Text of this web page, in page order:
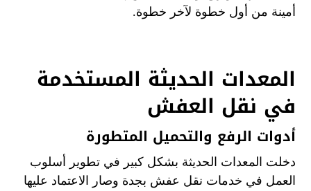
أمينة من أول خطوة لآخر خطوة.
المعدات الحديثة المستخدمة
في نقل العفش
أدوات الرفع والتحميل المتطورة
دخلت المعدات الحديثة بشكل كبير في تطوير أسلوب
العمل في خدمات نقل عفش بجدة وصار الاعتماد عليها